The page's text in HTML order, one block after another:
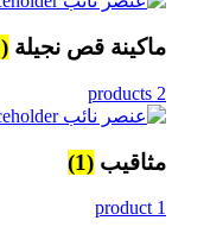
ماكينة قص نجيلة (2)
2 products
مثاقيب (1)
1 product